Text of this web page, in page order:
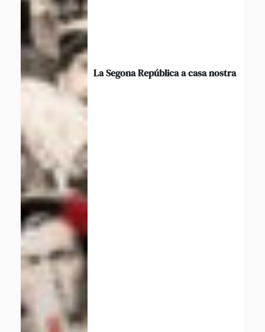
La Segona República a casa nostra